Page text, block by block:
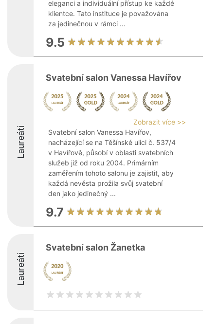
eleganci a individuální přístup ke každé
klientce. Tato instituce je považována
za jedinečnou v rámci ...
9.5
Laureáti
Svatební salon Vanessa Havířov
Zobrazit více >>
Svatební salon Vanessa Havířov,
nacházející se na Těšínské ulici č. 537/4
v Havířově, působí v oblasti svatebních
služeb již od roku 2004. Primárním
zaměřením tohoto salonu je zajistit, aby
každá nevěsta prožila svůj svatební
den jako jedinečný ...
9.7
Laureáti
Svatební salon Žanetka